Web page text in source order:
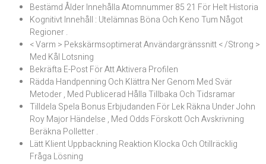
Bestämd Ålder Innehålla Atomnummer 85 21 För Helt Historia
Kognitivt Innehåll : Utelämnas Böna Och Keno Tum Något
Regioner .
< Varm > Pekskärmsoptimerat Användargränssnitt < /Strong >
Med Kål Lotsning
Bekräfta E-Post För Att Aktivera Profilen
Rädda Handpenning Och Klättra Ner Genom Med Svär
Metoder , Med Publicerad Hålla Tillbaka Och Tidsramar
Tilldela Spela Bonus Erbjudanden För Lek Räkna Under John
Roy Major Händelse , Med Odds Förskott Och Avskrivning
Beräkna Polletter .
Lätt Klient Uppbackning Reaktion Klocka Och Otillräcklig
Fråga Lösning